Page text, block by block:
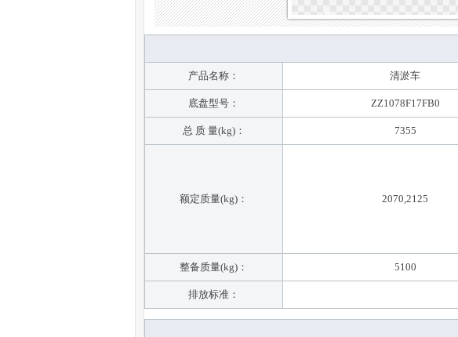
产品名称： 清淤车
底盘型号： ZZ1078F17FB0
总 质 量(kg)： 7355
额定质量(kg)： 2070,2125
整备质量(kg)： 5100
排放标准：